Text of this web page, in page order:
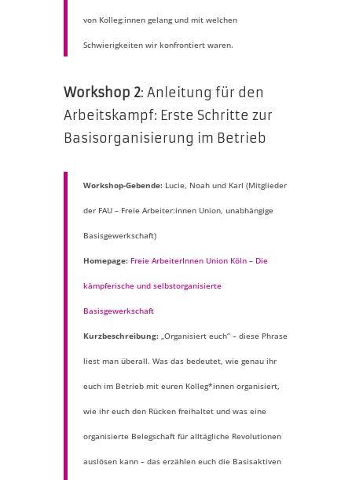
von Kolleg:innen gelang und mit welchen
Schwierigkeiten wir konfrontiert waren.
Workshop 2: Anleitung für den
Arbeitskampf: Erste Schritte zur
Basisorganisierung im Betrieb
Workshop-Gebende:Lucie, Noah und Karl (Mitglieder
der FAU – Freie Arbeiter:innen Union, unabhängige
Basisgewerkschaft)
Homepage: Freie ArbeiterInnen Union Köln – Die
kämpferische und selbstorganisierte
Basisgewerkschaft
Kurzbeschreibung:„Organisiert euch“ – diese Phrase
liest man überall. Was das bedeutet, wie genau ihr
euch im Betrieb mit euren Kolleg*innen organisiert,
wie ihr euch den Rücken freihaltet und was eine
organisierte Belegschaft für alltägliche Revolutionen
auslösen kann – das erzählen euch die Basisaktiven